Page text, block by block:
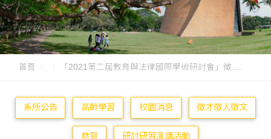
首頁 「2021第二屆教育與法律國際學術研討會」徵....
系所公告 高齡學習 校園消息 徵才徵人徵文
恭賀 研討研習演講活動